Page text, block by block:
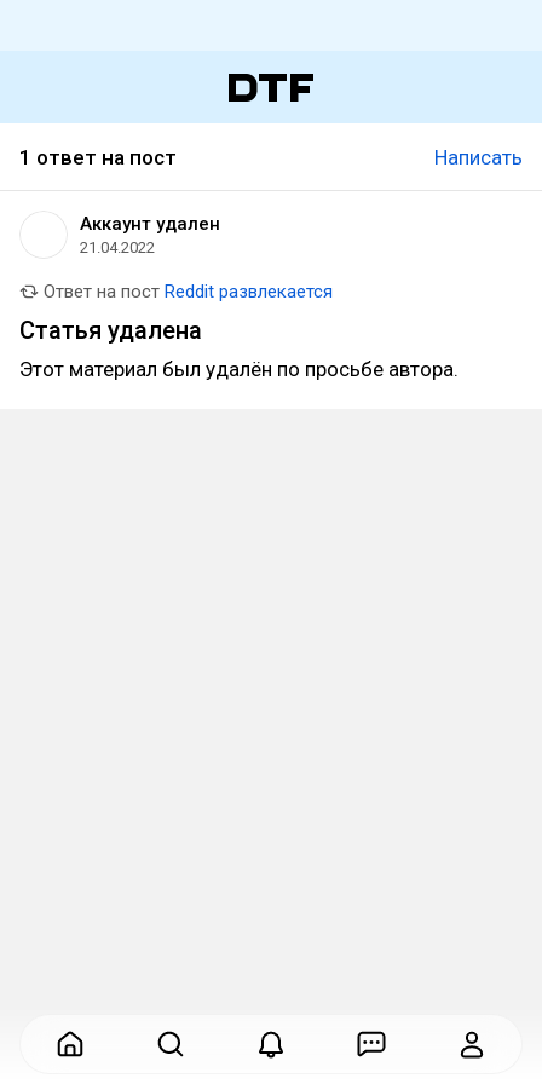
1 ответ на пост Написать
Аккаунт удален
21.04.2022
Ответ на пост Reddit развлекается
Статья удалена
Этот материал был удалён по просьбе автора.